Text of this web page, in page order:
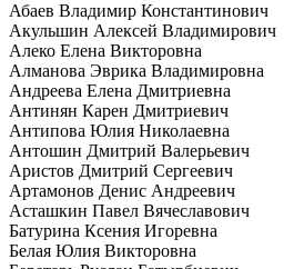
Абаев Владимир Константинович
Акульшин Алексей Владимирович
Алеко Елена Викторовна
Алманова Эврика Владимировна
Андреева Елена Дмитриевна
Антинян Карен Дмитриевич
Антипова Юлия Николаевна
Антошин Дмитрий Валерьевич
Аристов Дмитрий Сергеевич
Артамонов Денис Андреевич
Асташкин Павел Вячеславович
Батурина Ксения Игоревна
Белая Юлия Викторовна